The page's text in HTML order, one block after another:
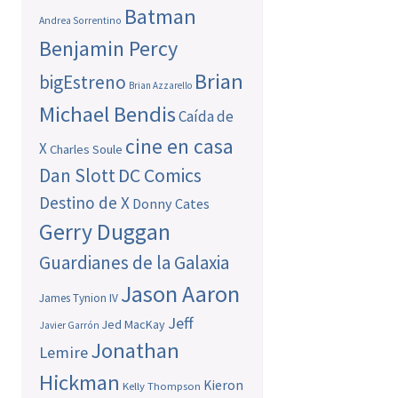
Andrea Sorrentino Batman
Benjamin Percy
bigEstreno Brian Azzarello Brian
Michael BendisCaída de
XCharles Soule cine en casa
Dan SlottDC Comics
Destino de X Donny Cates
Gerry Duggan
Guardianes de la Galaxia
James Tynion IV Jason Aaron
Javier Garrón Jed MacKay Jeff
LemireJonathan
Hickman Kelly Thompson Kieron